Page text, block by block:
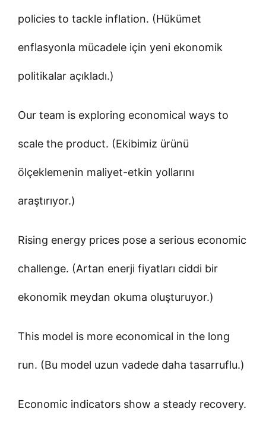
policies to tackle inflation. (Hükümet
enflasyonla mücadele için yeni ekonomik
politikalar açıkladı.)
Our team is exploring economical ways to
scale the product. (Ekibimiz ürünü
ölçeklemenin maliyet-etkin yollarını
araştırıyor.)
Rising energy prices pose a serious economic
challenge. (Artan enerji fiyatları ciddi bir
ekonomik meydan okuma oluşturuyor.)
This model is more economical in the long
run. (Bu model uzun vadede daha tasarruflu.)
Economic indicators show a steady recovery.